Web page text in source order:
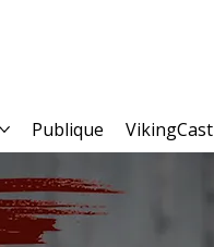
Publique VikingCast